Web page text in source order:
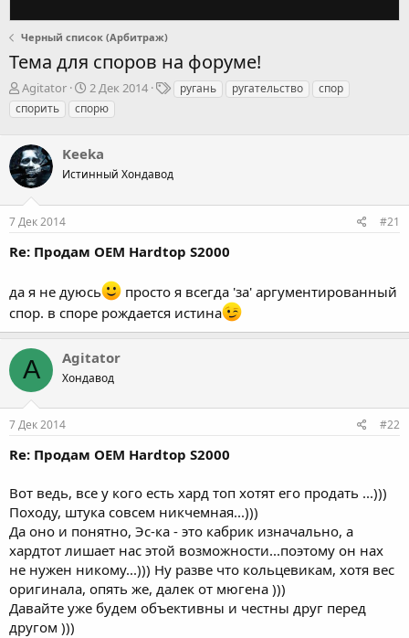
Черный список (Арбитраж)
Тема для споров на форуме!
А
в
т
р
т
е
м
ы
Agitator
Д
а
т
н
а
а
2 Дек 2014
Т ругань ругательство
спор
спорить
спорю
Keeka
Истинный Хондавод
7 Дек 2014 #21
Re: Продам OEM Hardtop S2000
да я не дуюсь
просто я всегда 'за' аргументированный
спор. в споре рождается истина
A Agitator
Хондавод
7 Дек 2014 #22
Re: Продам OEM Hardtop S2000
Вот ведь, все у кого есть хард топ хотят его продать ...)))
Походу, штука совсем никчемная...)))
Да оно и понятно, Эс-ка - это кабрик изначально, а
хардтот лишает нас этой возможности...поэтому он нах
не нужен никому...))) Ну разве что кольцевикам, хотя вес
оригинала, опять же, далек от мюгена )))
Давайте уже будем объективны и честны друг перед
другом )))